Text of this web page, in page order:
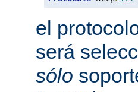
el
será
sólo